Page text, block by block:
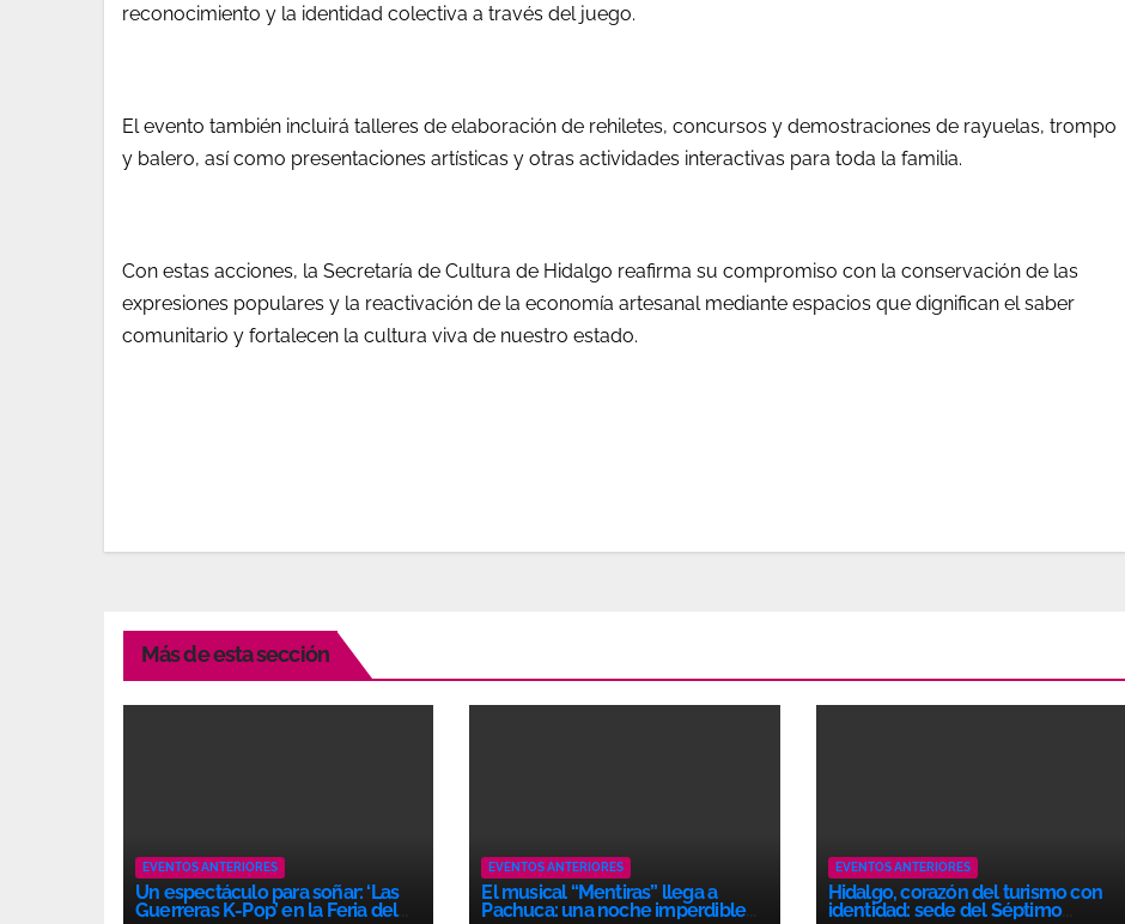
reconocimiento y la identidad colectiva a través del juego.
El evento también incluirá talleres de elaboración de rehiletes, concursos y demostraciones de rayuelas, trompo
y balero, así como presentaciones artísticas y otras actividades interactivas para toda la familia.
Con estas acciones, la Secretaría de Cultura de Hidalgo reafirma su compromiso con la conservación de las
expresiones populares y la reactivación de la economía artesanal mediante espacios que dignifican el saber
comunitario y fortalecen la cultura viva de nuestro estado.
Más de esta sección
EVENTOS ANTERIORES
Un espectáculo para soñar: ‘Las
Guerreras K-Pop’ en la Feria del
EVENTOS ANTERIORES
El musical “Mentiras” llega a
Pachuca: una noche imperdible
EVENTOS ANTERIORES
Hidalgo, corazón del turismo con
identidad: sede del Séptimo